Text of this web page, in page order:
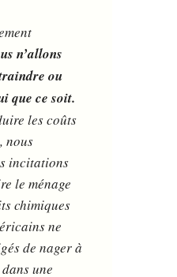
n’allons
ou
que ce soit.
les coûts
nous
incitations
le ménage
chimiques
ne
de nager à
une